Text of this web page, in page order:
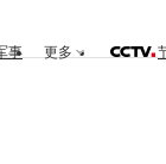
事 更多